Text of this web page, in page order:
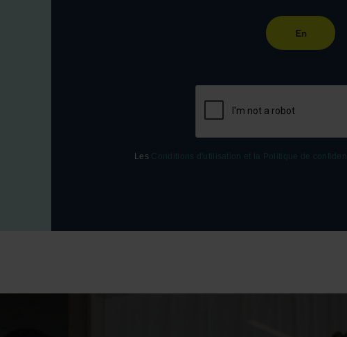
En
Les Conditions d'utilisation et la Politique de